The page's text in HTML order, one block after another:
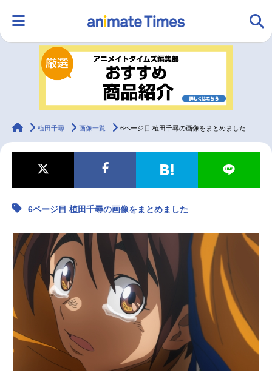
ランキング アニメ
ラジオ みんなの声
マンガ・ラノベ ゲーム・アプリ 音楽 コスプレ
配信・Vtuber トレンド
最新記事一覧
アニメ記事一覧 声優記事一覧
アニメ映画一覧 実写化映画一覧
今期アニメ曜日別一覧
春アニメ 夏アニメ
秋アニメ 冬アニメ
animateTimes
植田千尋 画像一覧 6ページ目 植田千尋の画像をまとめました
6ページ目 植田千尋の画像をまとめました